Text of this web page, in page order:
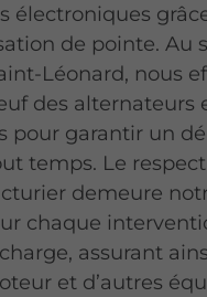
électroniques
de pointe. Au
Léonard, nous
des alternateurs
pour garantir un
temps. Le
demeure
chaque
assurant
et d’autres